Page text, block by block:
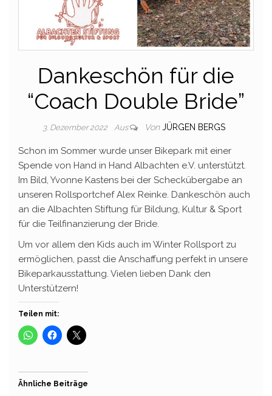
Dankeschön für die
“Coach Double Bride”
3. Dezember 2022 Aus Von JÜRGEN BERGS
Schon im Sommer wurde unser Bikepark mit einer
Spende von Hand in Hand Albachten e.V. unterstützt.
Im Bild, Yvonne Kastens bei der Scheckübergabe an
unseren Rollsportchef Alex Reinke. Dankeschön auch
an die Albachten Stiftung für Bildung, Kultur & Sport
für die Teilfinanzierung der Bride.
Um vor allem den Kids auch im Winter Rollsport zu
ermöglichen, passt die Anschaffung perfekt in unsere
Bikeparkausstattung. Vielen lieben Dank den
Unterstützern!
Teilen mit:
Ähnliche Beiträge